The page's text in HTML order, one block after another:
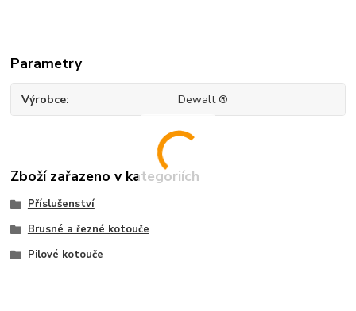
Parametry
Výrobce Dewalt ®
Zboží zařazeno v kategoriích
Příslušenství
Brusné a řezné kotouče
Pilové kotouče